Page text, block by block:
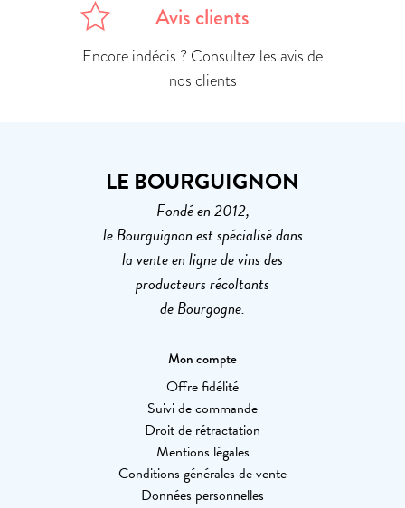
Avis clients
Encore indécis ? Consultez les avis de
nos clients
LE BOURGUIGNON
Fondé en 2012,
le Bourguignon est spécialisé dans
la vente en ligne de vins des
producteurs récoltants
de Bourgogne.
Mon compte
Offre fidélité
Suivi de commande
Droit de rétractation
Mentions légales
Conditions générales de vente
Données personnelles